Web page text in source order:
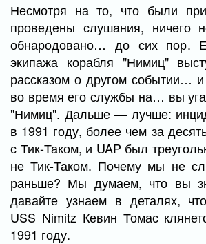
Несмотря на то, что были
проведены слушания, ничего
обнародовано… до сих пор.
экипажа корабля "Нимиц"
рассказом о другом событии…
во время его службы на… вы
"Нимиц". Дальше — лучше:
в 1991 году, более чем за
с Тик-Таком, и UAP был
не Тик-Таком. Почему мы не
раньше? Мы думаем, что вы
давайте узнаем в деталях,
USS Nimitz Кевин Томас
1991 году.